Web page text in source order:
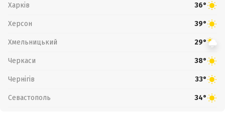
Харків 36°
Херсон 39°
Хмельницький 29°
Черкаси 38°
Чернігів 33°
Севастополь 34°